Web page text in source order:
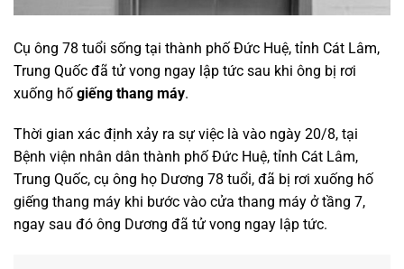
Cụ ông 78 tuổi sống tại thành phố Đức Huệ, tỉnh Cát Lâm,
Trung Quốc đã tử vong ngay lập tức sau khi ông bị rơi
xuống hốgiếng thang máy.
Thời gian xác định xảy ra sự việc là vào ngày 20/8, tại
Bệnh viện nhân dân thành phố Đức Huệ, tỉnh Cát Lâm,
Trung Quốc, cụ ông họ Dương 78 tuổi, đã bị rơi xuống hố
giếng thang máy khi bước vào cửa thang máy ở tầng 7,
ngay sau đó ông Dương đã tử vong ngay lập tức.